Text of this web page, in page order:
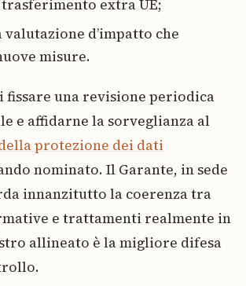
extra UE;
valutazione d’impatto che
misure.
fissare una revisione periodica
e affidarne la sorveglianza al
protezione dei dati
nominato. Il Garante, in sede
innanzitutto la coerenza tra
e trattamenti realmente in
allineato è la migliore difesa